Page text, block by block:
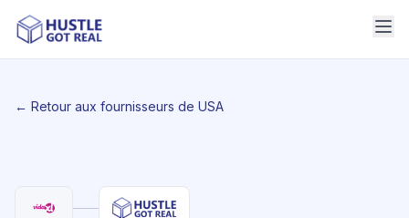
← Retour aux fournisseurs de USA